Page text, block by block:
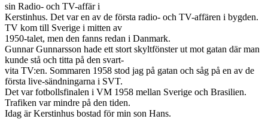
sin Radio- och TV-affär i
Kerstinhus. Det var en av de första radio- och TV-affären i bygden.
TV kom till Sverige i mitten av
1950-talet, men den fanns redan i Danmark.
Gunnar Gunnarsson hade ett stort skyltfönster ut mot gatan där man
kunde stå och titta på den svart-
vita TV:en. Sommaren 1958 stod jag på gatan och såg på en av de
första live-sändningarna i SVT.
Det var fotbollsfinalen i VM 1958 mellan Sverige och Brasilien.
Trafiken var mindre på den tiden.
Idag är Kerstinhus bostad för min son Hans.